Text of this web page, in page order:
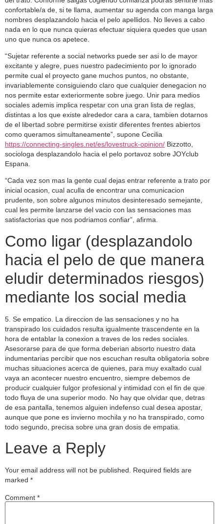
confortable/a de, si te llama, aumentar su agenda con manga larga
nombres desplazandolo hacia el pelo apellidos. No lleves a cabo
nada en lo que nunca quieras efectuar siquiera quedes que usan
uno que nunca os apetece.
“Sujetar referente a social networks puede ser asi­ lo de mayor
excitante y alegre, pues nuestro padecimiento por lo ignorado
permite cual el proyecto gane muchos puntos, no obstante,
invariablemente consiguiendo claro que cualquier denegacion no
nos permite estar exteriormente sobre juego. Unir para medios
sociales ademis implica respetar con una gran lista de reglas,
distintas a los que existe alrededor cara a cara, tambien dotarnos
de el libertad sobre permitirse existir diferentes frentes abiertos
como queramos simultaneamente”, supone Cecilia
https://connecting-singles.net/es/lovestruck-opinion/ Bizzotto,
sociologa desplazandolo hacia el pelo portavoz sobre JOYclub
Espana.
“Cada vez son mas la gente cual dejas entrar referente a trato por
inicial ocasion, cual aculla de encontrar una comunicacion
prudente, son sobre algunos minutos desinteresado semejante,
cual les permite lanzarse del vacio con las sensaciones mas
satisfactorias que nos podri­amos confiar”, afirma.
Como ligar (desplazandolo
hacia el pelo de que manera
eludir determinados riesgos)
mediante los social media
5. Se empatico. La direccion de las sensaciones y no ha
transpirado los cuidados resulta igualmente trascendente en la
hora de entablar la conexion a traves de los redes sociales.
Asesorarse para de que forma deberian absorto nuestro data
indumentarias percibir que nos escuchan resulta obligatoria sobre
muchas situaciones acerca de quienes, para muy exaltado cual
vaya an acontecer nuestro encuentro, siempre debemos de
producir cualquier fulgor profesional y intimidad con el fin de que
todo fluya de una superior modo. No hay que olvidar que, detras
de esa pantalla, tenemos alguien indefenso cual desea apostar,
aunque que pone es invierno mochila y no ha transpirado, como
todo segundo, precisa sobre una gran dosis de empatia.
Leave a Reply
Your email address will not be published.
Required fields are
marked *
Comment *